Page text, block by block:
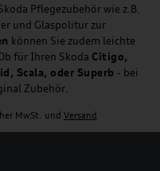
Pflegezubehör wie z.B.
und Glaspolitur zur
können Sie zudem leichte
für Ihren Skoda Citigo,
Scala, oder Superb - bei
Zubehör.
MwSt. und Versand